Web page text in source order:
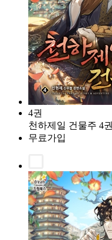
4권
천하제일 건물주 4권
무료가입